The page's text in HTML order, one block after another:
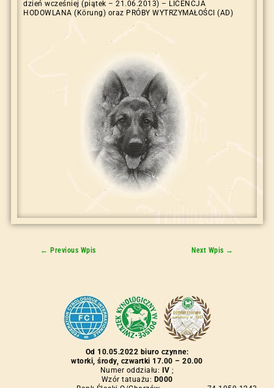
dzień wcześniej (piątek – 21.06.2013) – LICENCJA
HODOWLANA (Körung) oraz PRÓBY WYTRZYMAŁOŚCI (AD)
← Previous Wpis Next Wpis →
Od 10.05.2022 biuro czynne:
wtorki, środy, czwartki 17.00 – 20.00
Numer oddziału: IV ;
Wzór tatuażu: D000